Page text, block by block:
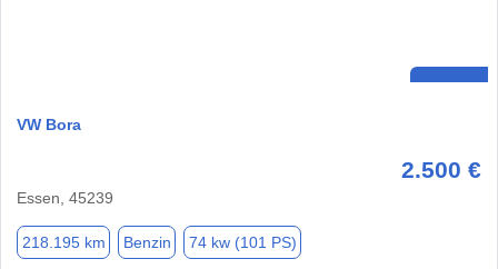
VW Bora
2.500 €
Essen, 45239
218.195 km Benzin 74 kw (101 PS)